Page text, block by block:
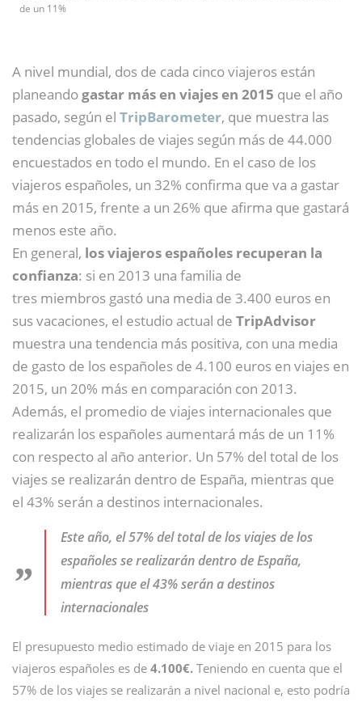
de un 11%
A nivel mundial, dos de cada cinco viajeros están
planeando gastar más en viajes en 2015 que el año
pasado, según el TripBarometer, que muestra las
tendencias globales de viajes según más de 44.000
encuestados en todo el mundo. En el caso de los
viajeros españoles, un 32% confirma que va a gastar
más en 2015, frente a un 26% que afirma que gastará
menos este año.
En general, los viajeros españoles recuperan la
confianza: si en 2013 una familia de
tres miembros gastó una media de 3.400 euros en
sus vacaciones, el estudio actual de TripAdvisor
muestra una tendencia más positiva, con una media
de gasto de los españoles de 4.100 euros en viajes en
2015, un 20% más en comparación con 2013.
Además, el promedio de viajes internacionales que
realizarán los españoles aumentará más de un 11%
con respecto al año anterior. Un 57% del total de los
viajes se realizarán dentro de España, mientras que
el 43% serán a destinos internacionales.
Este año, el 57% del total de los viajes de los
españoles se realizarán dentro de España,
mientras que el 43% serán a destinos
internacionales
El presupuesto medio estimado de viaje en 2015 para los
viajeros españoles es de 4.100€. Teniendo en cuenta que el
57% de los viajes se realizarán a nivel nacional e, esto podría